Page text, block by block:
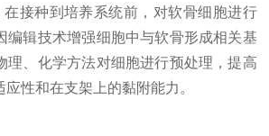
在接种到培养系统前，对软骨细胞进行
编辑技术增强细胞中与软骨形成相关基
理、化学方法对细胞进行预处理，提高
性和在支架上的黏附能力。